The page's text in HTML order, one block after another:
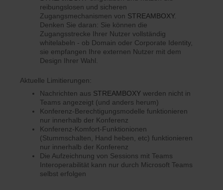
reibungslosen und sicheren
Zugangsmechanismen von STREAMBOXY.
Denken Sie daran: Sie können die
Zugangsstrecke Ihrer Nutzer vollständig
whitelabeln - ob Domain oder Corporate Identity,
sie empfangen Ihre externen Nutzer mit dem
Design Ihrer Wahl.
Aktuelle Limitierungen:
Nachrichten aus STREAMBOXY werden nicht in
Teams angezeigt (und anders herum)
Konferenz-Berechtigungsmodelle funktionieren
nur innerhalb der Konferenz
Konferenz-Komfort-Funktionionen
(Stummschalten, Hand heben, etc) funktionieren
nur innerhalb der Konferenz
Die Aufzeichnung von Sessions mit Teams
Interoperabilität kann nur durch Microsoft Teams
selbst erfolgen